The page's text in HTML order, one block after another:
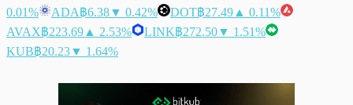
0.01%
ADA฿6.38▼ 0.42% DOT฿27.49 ▲ 0.11%
AVAX฿223.69 ▲ 2.53% LINK฿272.50▼ 1.51%
KUB฿20.23▼ 1.64%